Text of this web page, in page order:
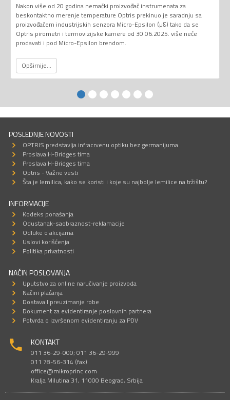
Nakon više od 20 godina nemački proizvođač instrumenata za
beskontaktno merenje temperature Optris prekinuo je saradnju sa
proizvođačem industrijskih senzora Micro-Epsilon (µƐ) tako da se
Optris pirometri i termovizijske kamere od 30.06.2025. više neće
prodavati i pod Micro-Epsilon brendom.
Opširnije...
POSLEDNJE NOVOSTI
OPTRIS predstavlja infracrvenu optiku bez germanijuma
Proslava H-Bridges tima
Proslava H-Bridges tima
Optris - Važne vesti
Šta je lemilica, kako se koristi i koje su najbolje lemilice na tržištu?
INFORMACIJE
Kodeks ponašanja
Odustanak-saobraznost-reklamacije
Odluke o akcijama
Uslovi korišćenja
Politika privatnosti
NAČIN POSLOVANJA
Uputstvo za online naručivanje proizvoda
Načini plaćanja
Dostava I preuzimanje robe
Dokument za evidentiranje poslovnih partnera
Potvrda o izvršenom evidentiranju za PDV
KONTAKT
011 36-29-000; 011 36-29-999
011 78-56-314 (fax)
office@mikroprinc.com
Kralja Milutina 31, 11000 Beograd, Srbija